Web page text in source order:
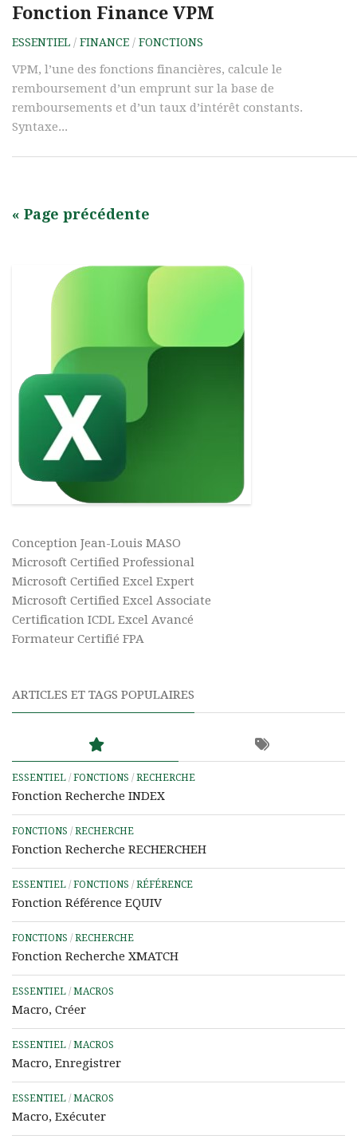
Fonction Finance VPM
ESSENTIEL / FINANCE / FONCTIONS
VPM, l’une des fonctions financières, calcule le
remboursement d’un emprunt sur la base de
remboursements et d’un taux d’intérêt constants.
Syntaxe...
« Page précédente
Conception Jean-Louis MASO
Microsoft Certified Professional
Microsoft Certified Excel Expert
Microsoft Certified Excel Associate
Certification ICDL Excel Avancé
Formateur Certifié FPA
ARTICLES ET TAGS POPULAIRES
ESSENTIEL / FONCTIONS / RECHERCHE
Fonction Recherche INDEX
FONCTIONS / RECHERCHE
Fonction Recherche RECHERCHEH
ESSENTIEL / FONCTIONS / RÉFÉRENCE
Fonction Référence EQUIV
FONCTIONS / RECHERCHE
Fonction Recherche XMATCH
ESSENTIEL / MACROS
Macro, Créer
ESSENTIEL / MACROS
Macro, Enregistrer
ESSENTIEL / MACROS
Macro, Exécuter